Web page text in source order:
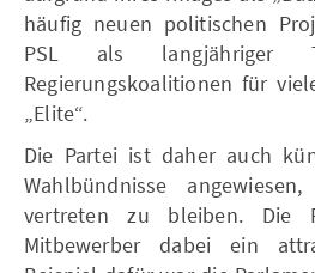
häufig neuen politischen
PSL als langjähriger
Regierungskoalitionen für
„Elite“.
Die Partei ist daher auch
Wahlbündnisse
vertreten zu bleiben. Die
Mitbewerber dabei ein